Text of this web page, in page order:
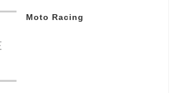
Moto Racing